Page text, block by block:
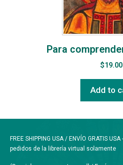
Para
$19.00
Add to
FREE SHIPPING USA / ENVÍO GRATIS
pedidos de la librería virtual solamente